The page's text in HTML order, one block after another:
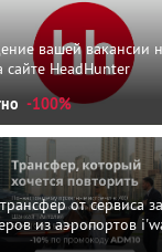
вашей вакансии
сайте HeadHunter
-100%
от сервиса
из аэропортов